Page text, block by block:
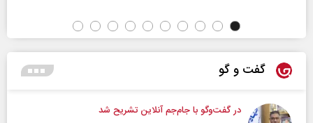
گفت و گو
در گفت‌و‌گو با جام‌جم آنلاین تشریح شد